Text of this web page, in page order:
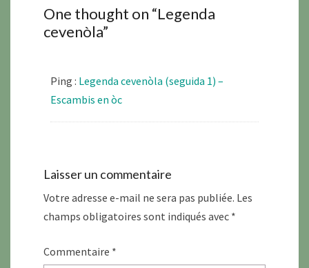
One thought on “Legenda
cevenòla”
Ping : Legenda cevenòla (seguida 1) –
Escambis en òc
Laisser un commentaire
Votre adresse e-mail ne sera pas publiée. Les
champs obligatoires sont indiqués avec *
Commentaire *